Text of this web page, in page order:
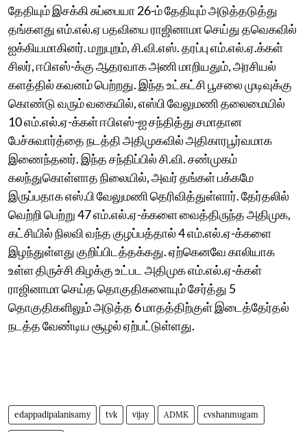
தேதியும் இசக்கி சுப்பையா 26-ம் தேதியும் அடுத்தடுத்து
தங்களது எம்.எல்.ஏ பதவியை ராஜினாமா செய்து தவெகவில்
ஐக்கியமாகினர். மறுபுறம், சி.வி.எஸ். தரப்பு எம்.எல்.ஏ.க்கள்
சிலர், ஈபிஎஸ்-க்கு ஆதரவாக அணி மாறியதும், அரசியல்
களத்தில் கவனம் பெற்றது. இந்த உட்கட்சி பூசலை முடிவுக்கு
கொண்டு வரும் வகையில், எஸ்பி வேலுமணி தலைமையில்
10 எம்.எல்.ஏ-க்கள் ஈபிஎஸ்-ஐ சந்தித்து சமாதான
பேச்சுவார்த்தை நடத்தி அதிமுகவில் அதிகாரபூர்வமாக
இணைந்தனர். இந்த சந்திப்பில் சி.வி. சண்முகம்
கலந்துகொள்ளாத நிலையில், அவர் தங்கள் பக்கமே
இருப்பதாக எஸ்.பி வேலுமணி தெரிவித்துள்ளார். தேர்தலில்
வெற்றி பெற்று 47 எம்.எல்.ஏ-க்களை வைத்திருந்த அதிமுக,
கட்சியில் நிலவி வந்த குழப்பத்தால் 4 எம்.எல்.ஏ-க்களை
இழந்துள்ளது குறிப்பிடத்தக்கது. ஏற்கெனவே காலியாக
உள்ள திருச்சி கிழக்கு உட்பட அதிமுக எம்.எல்.ஏ-க்கள்
ராஜினாமா செய்த தொகுதிகளையும் சேர்த்து 5
தொகுதிகளிலும் அடுத்த 6 மாதத்திற்குள் இடைத்தேர்தல்
நடத்த வேண்டிய சூழல் ஏற்பட்டுள்ளது.
edappadipalanisamy tvk vijay ADMK cvshanmugam